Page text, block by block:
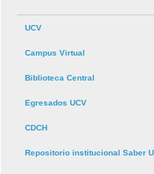
UCV
Campus Virtual
Biblioteca Central
Egresados UCV
CDCH
Repositorio institucional Saber